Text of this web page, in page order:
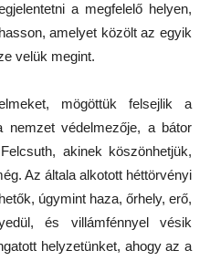
a megfelelő helyen,
amelyet közölt az egyik
velük megint.
mögöttük felsejlik a
nemzet védelmezője, a bátor
akinek köszönhetjük,
Az általa alkotott héttörvényi
úgymint haza, őrhely, erő,
és villámfénnyel vésik
helyzetünket, ahogy az a